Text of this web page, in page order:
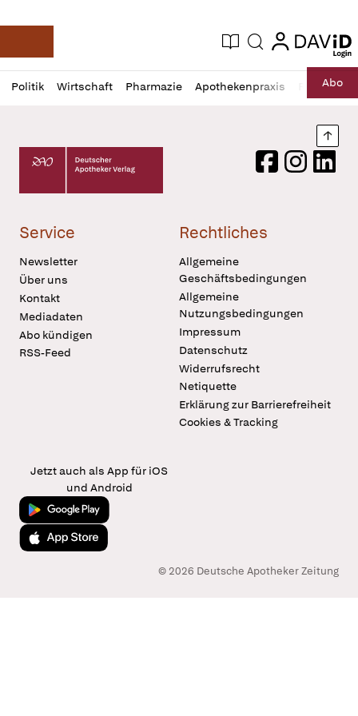
Deutsche Apotheker Zeitung
Aktuelle Ausgabe
Suche login
login
Politik Wirtschaft Pharmazie Apothekenpraxis RechtAbo
Profil
öffnen
Daz
Pur
Deutscher Apotheker Verlag Logo
FacebookInstagram
Service
Newsletter
Über uns
Kontakt
Mediadaten
Abo kündigen
RSS-Feed
Rechtliches
Allgemeine
Geschäftsbedingungen
Allgemeine
Nutzungsbedingungen
Impressum
Datenschutz
Widerrufsrecht
Netiquette
Erklärung zur Barrierefreiheit
Cookies & Tracking
Jetzt auch als App für iOS
und Android
Jetzt bei Google Play
Laden im App Store
© 2026 Deutsche Apotheker Zeitung